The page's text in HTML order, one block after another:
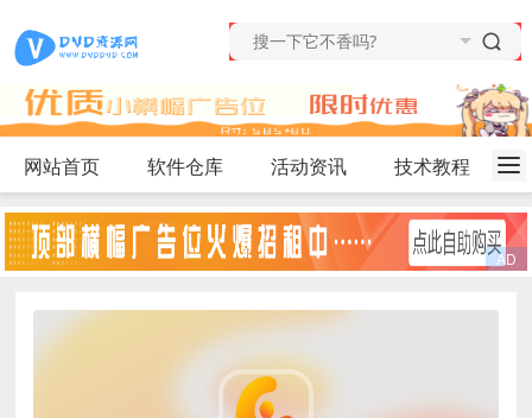
网站首页 软件仓库 活动资讯 技术教程